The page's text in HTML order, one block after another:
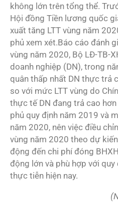
không lớn trên tổng thể.
Hội đồng Tiền lương quốc
xuất tăng LTT vùng năm
phủ xem xét.Báo cáo đánh
vùng năm 2020, Bộ LĐ-TB-
doanh nghiệp (DN), trong
quân thấp nhất DN thực trả
so với mức LTT vùng do
thực tế DN đang trả cao
phủ quy định năm 2019 và
năm 2020, nên việc điều
vùng năm 2020 theo dự
động đến chi phí đóng
động lớn và phù hợp với
thực tiễn hiện nay.